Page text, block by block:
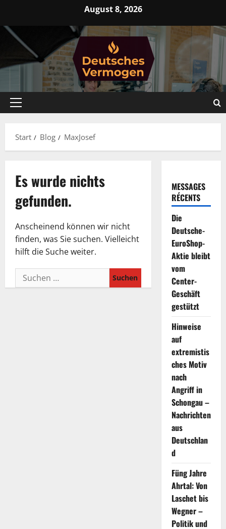
springen
August 8, 2026
Primäres
Start
Blog MaxJosef
Es wurde nichts
gefunden.
Anscheinend können wir nicht
finden, was Sie suchen. Vielleicht
hilft die Suche weiter.
Suchen
nach:
MESSAGES
RÉCENTS
Die
Deutsche-
EuroShop-
Aktie bleibt
vom
Center-
Geschäft
gestützt
Hinweise
auf
extremistis
ches Motiv
nach
Angriff in
Schongau –
Nachrichten
aus
Deutschlan
d
Füng Jahre
Ahrtal: Von
Laschet bis
Wegner –
Politik und